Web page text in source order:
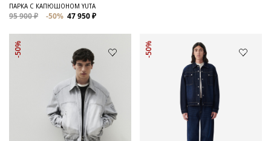
ПАРКА С КАПЮШОНОМ YUTA
95 900 ₽ -50% 47 950 ₽
-50% -50%